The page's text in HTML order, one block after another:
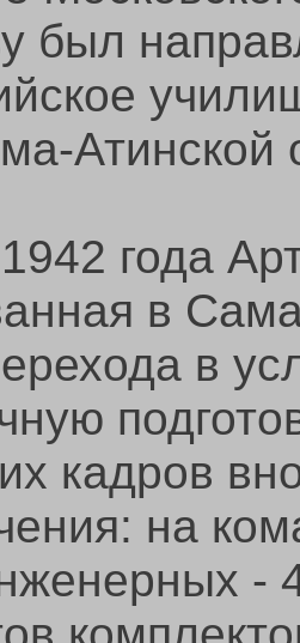
был
Атинской
года
в
в
кадров
на
-